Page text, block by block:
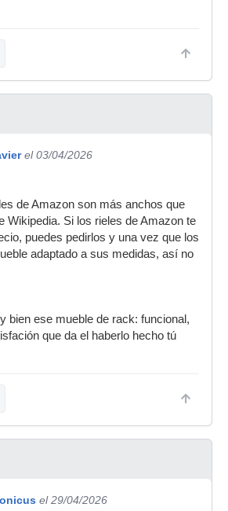
el 03/04/2026
de Amazon son más anchos que
Wikipedia. Si los rieles de Amazon te
puedes pedirlos y una vez que los
adaptado a sus medidas, así no
bien ese mueble de rack: funcional,
que da el haberlo hecho tú
el 29/04/2026